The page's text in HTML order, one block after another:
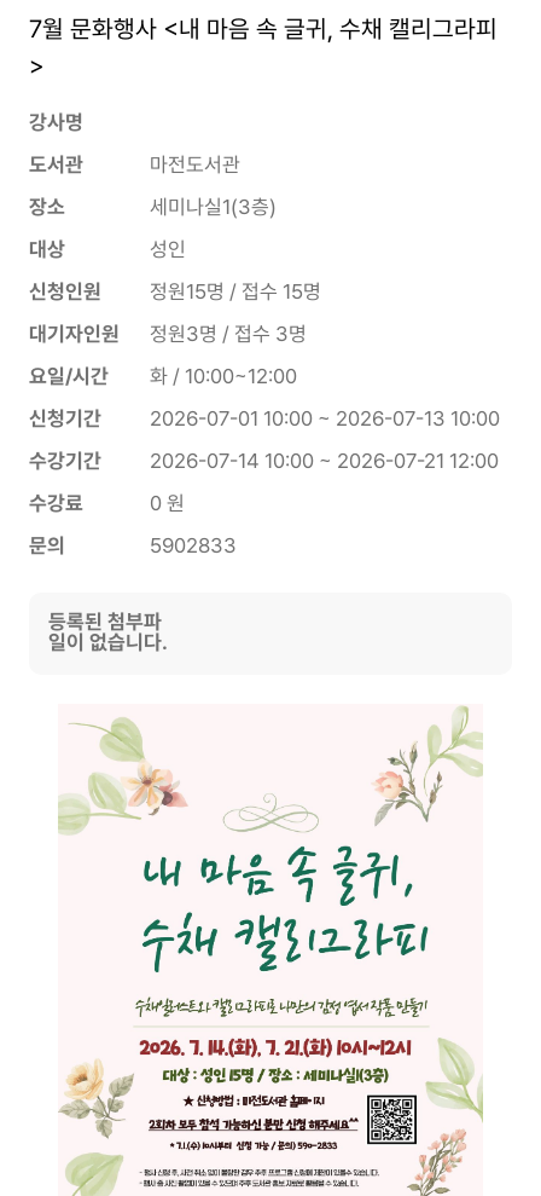
7월 문화행사 <내 마음 속 글귀, 수채 캘리그라피
>
강사명
도서관
마전도서관
장소
세미나실1(3층)
대상
성인
신청인원
정원15명 / 접수 15명
대기자인원
정원3명 / 접수 3명
요일/시간
화 / 10:00~12:00
신청기간
2026-07-01 10:00 ~ 2026-07-13 10:00
수강기간
2026-07-14 10:00 ~ 2026-07-21 12:00
수강료
0 원
문의
5902833
등록된 첨부파
일이 없습니다.